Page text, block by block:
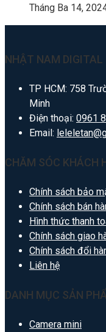
Tháng Ba 14,
NHẬT NAM DIGITAL
TP HCM: 758
Minh
Điện thoại: 0961
Email:
CHĂM SÓC KHÁCH
Chính sách bảo
Chính sách bán
Hình thức thanh
Chính sách giao
Chính sách đổi
Liên hệ
DANH MỤC SẢN
Camera mini